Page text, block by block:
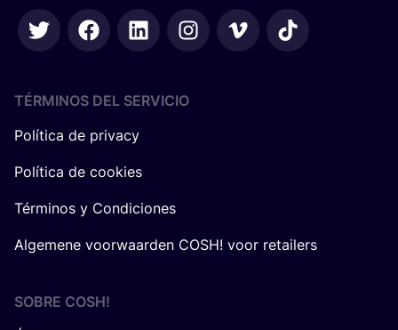
TÉRMINOS DEL SERVICIO
Política de privacy
Política de cookies
Términos y Condiciones
Algemene voorwaarden COSH! voor retailers
SOBRE COSH!